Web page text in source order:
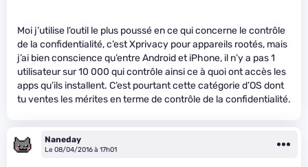
Moi j’utilise l’outil le plus poussé en ce qui concerne le contrôle
de la confidentialité, c’est Xprivacy pour appareils rootés, mais
j’ai bien conscience qu’entre Android et iPhone, il n’y a pas 1
utilisateur sur 10 000 qui contrôle ainsi ce à quoi ont accès les
apps qu’ils installent. C’est pourtant cette catégorie d’OS dont
tu ventes les mérites en terme de contrôle de la confidentialité.
Naneday
Le 08/04/2016 à 17h01